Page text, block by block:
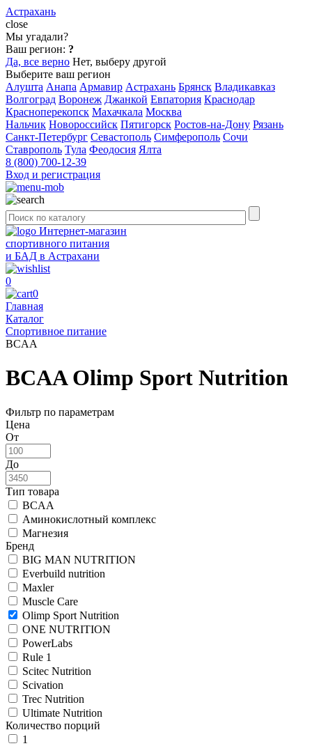
Астрахань
close
Мы угадали?
Ваш регион: ?
Да, все верно Нет, выберу другой
Выберите ваш регион
Алушта Анапа Армавир Астрахань Брянск Владикавказ
Волгоград Воронеж Джанкой Евпатория Краснодар
Красноперекопск Махачкала Москва
Нальчик Новороссийск Пятигорск Ростов-на-Дону Рязань
Санкт-Петербург Севастополь Симферополь Сочи
Ставрополь Тула Феодосия Ялта
8 (800) 700-12-39
Вход и регистрация
Интернет-магазин
спортивного питания
и БАД в Астрахани
0
0
Главная
Каталог
Спортивное питание
BCAA
BCAA Olimp Sport Nutrition
Фильтр по параметрам
Цена
От
До
Тип товара
BCAA
Аминокислотный комплекс
Магнезия
Бренд
BIG MAN NUTRITION
Everbuild nutrition
Maxler
Muscle Care
Olimp Sport Nutrition
ONE NUTRITION
PowerLabs
Rule 1
Scitec Nutrition
Scivation
Trec Nutrition
Ultimate Nutrition
Количество порций
1